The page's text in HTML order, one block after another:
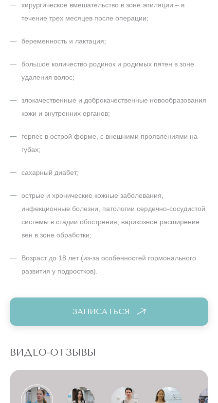
хирургическое вмешательство в зоне эпиляции – в
течение трех месяцев после операции;
беременность и лактация;
большое количество родинок и родимых пятен в зоне
удаления волос;
злокачественные и доброкачественные новообразования
кожи и внутренних органов;
герпес в острой форме, с внешними проявлениями на
губах;
сахарный диабет;
острые и хронические кожные заболевания,
инфекционные болезни, патологии сердечно-сосудистой
системы в стадии обострения; варикозное расширение
вен в зоне обработки;
Возраст до 18 лет (из-за особенностей гормонального
развития у подростков).
ЗАПИСАТЬСЯ
ВИДЕО-ОТЗЫВЫ